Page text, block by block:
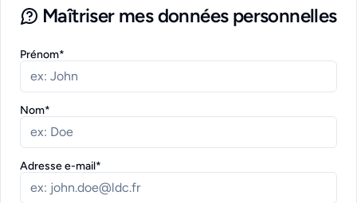
Maîtriser mes données personnelles
Prénom*
Nom*
Adresse e-mail*
Le site internet RGPD utilise des
cookies !